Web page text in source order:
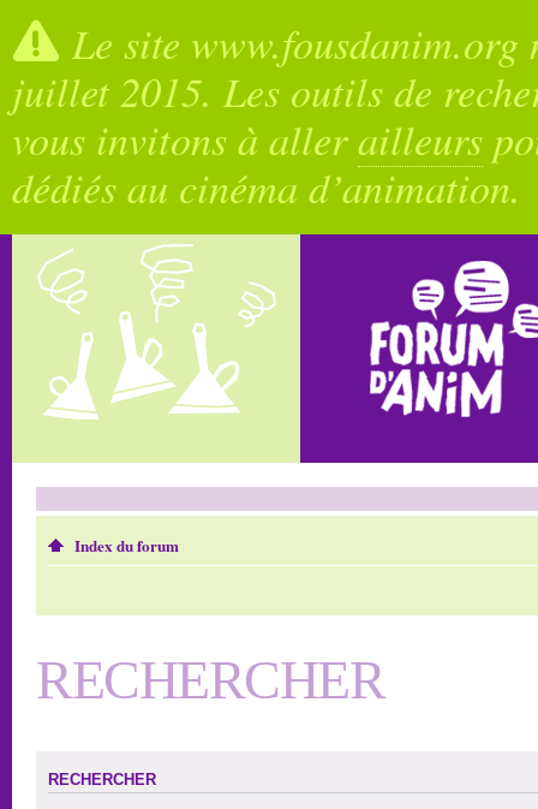
Le site
juillet 2015. Les outils de
vous invitons à allerailleurs
dédiés au cinéma d’animation.
Index du forum
RECHERCHER
RECHERCHER